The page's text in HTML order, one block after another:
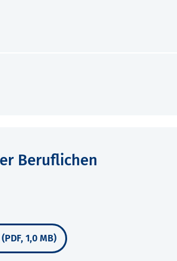
Beruflichen
1,0 MB)